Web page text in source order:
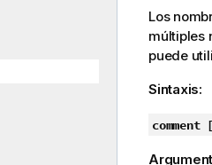
Los
múltiples
puede
Sintaxis: